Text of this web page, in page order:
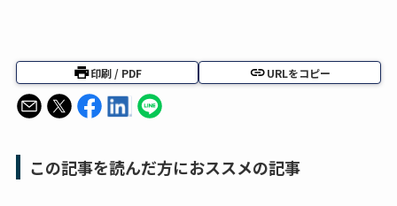
印刷 / PDF URLをコピー
この記事を読んだ方におススメの記事